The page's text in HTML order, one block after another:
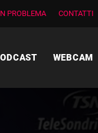
PROBLEMA CONTATTI
WEBCAM